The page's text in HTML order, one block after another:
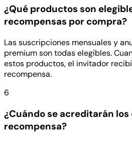
¿Qué productos son
recompensas por compra?
Las suscripciones mensuales y
premium son todas elegibles.
estos productos, el invitador
recompensa.
6
¿Cuándo se acreditarán
recompensa?